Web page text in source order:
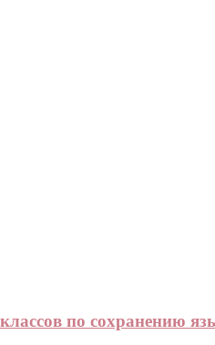
по сохранению